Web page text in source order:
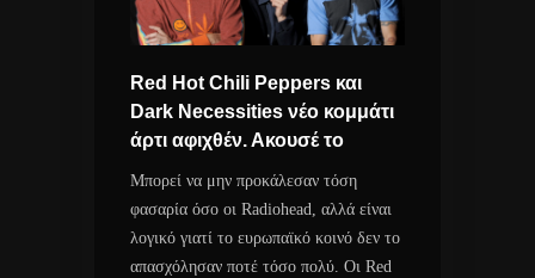
Red Hot Chili Peppers και
Dark Necessities νέο κομμάτι
άρτι αφιχθέν. Ακουσέ το
Μπορεί να μην προκάλεσαν τόση
φασαρία όσο οι Radiohead, αλλά είναι
λογικό γιατί το ευρωπαϊκό κοινό δεν το
απασχόλησαν ποτέ τόσο πολύ. Οι Red